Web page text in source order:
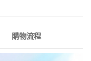
購物流程